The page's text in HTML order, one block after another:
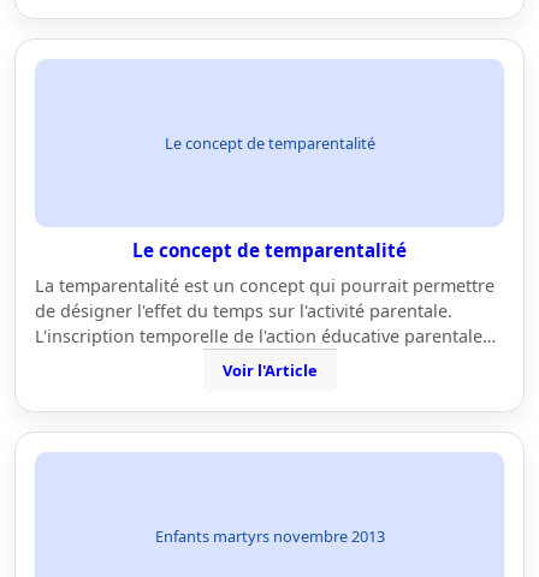
Le concept de temparentalité
Le concept de temparentalité
La temparentalité est un concept qui pourrait permettre
de désigner l'effet du temps sur l'activité parentale.
L'inscription temporelle de l'action éducative parentale…
Voir l'Article
Enfants martyrs novembre 2013